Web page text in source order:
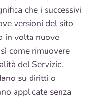
che i successivi
versioni del sito
in volta nuove
come rimuovere
del Servizio.
su diritti o
applicate senza